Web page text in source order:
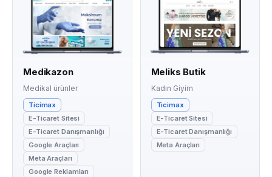
Medikazon
Medikal ürünler
Ticimax
E-Ticaret Sitesi
E-Ticaret Danışmanlığı
Google Araçları
Meta Araçları
Google Reklamları
Meliks Butik
Kadın Giyim
Ticimax
E-Ticaret Sitesi
E-Ticaret Danışmanlığı
Meta Araçları